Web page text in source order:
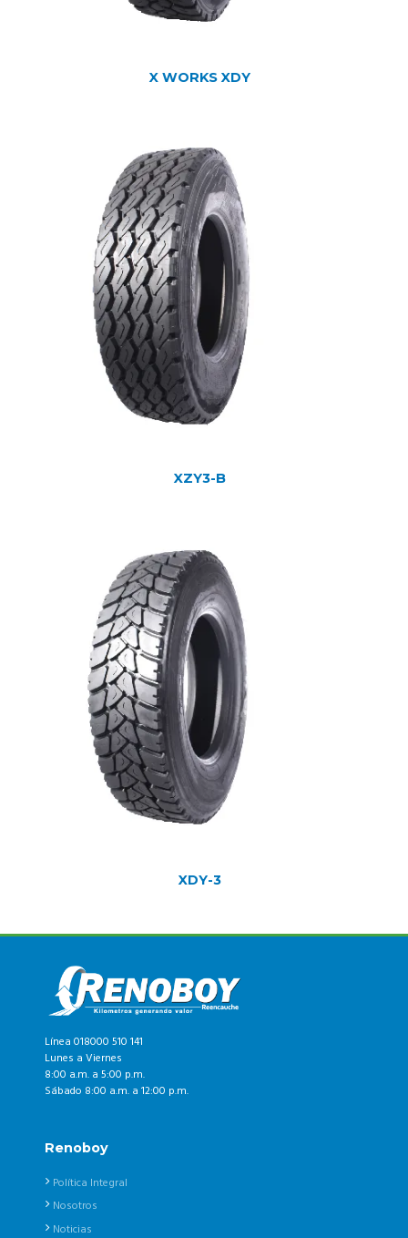
X WORKS XDY
XZY3-B
XDY-3
Línea 018000 510 141
Lunes a Viernes
8:00 a.m. a 5:00 p.m.
Sábado 8:00 a.m. a 12:00 p.m.
Renoboy
Política Integral
Nosotros
Noticias